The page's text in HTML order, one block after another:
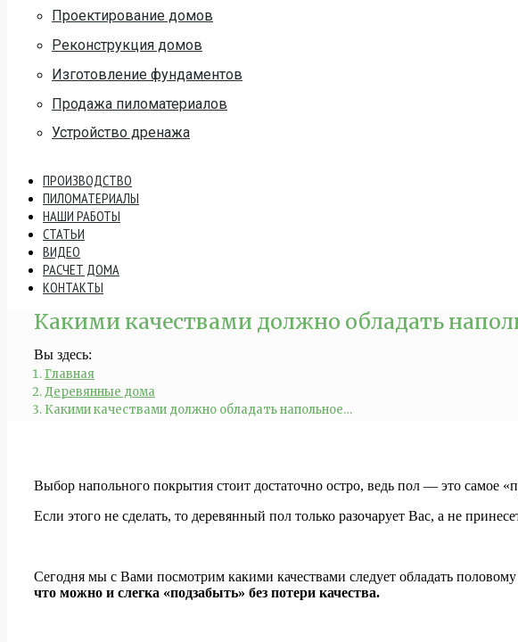
Проектирование домов
Реконструкция домов
Изготовление фундаментов
Продажа пиломатериалов
Устройство дренажа
ПРОИЗВОДСТВО
ПИЛОМАТЕРИАЛЫ
НАШИ РАБОТЫ
СТАТЬИ
ВИДЕО
РАСЧЕТ ДОМА
КОНТАКТЫ
Какими качествами должно обладать
Вы здесь:
Главная
Деревянные дома
Какими качествами должно обладать напольное…
Выбор напольного покрытия стоит достаточно остро, ведь пол — это самое
Если этого не сделать, то деревянный пол только разочарует Вас, а не
Сегодня мы с Вами посмотрим какими качествами следует обладать
что можно и слегка «подзабыть» без потери качества.